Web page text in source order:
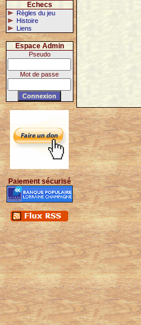
Echecs
Règles du jeu
Histoire
Liens
Espace Admin
Pseudo
Mot de passe
Paiement sécurisé